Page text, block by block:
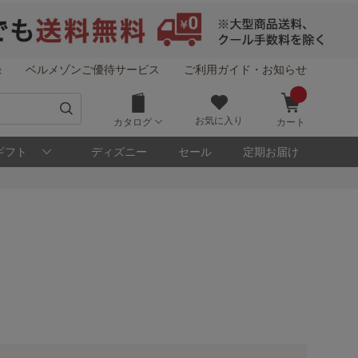
ベルメゾンご優待サービス ご利用ガイド・お知らせ
カタログ お気に入り カート
フト ディズニー セール 定期お届け